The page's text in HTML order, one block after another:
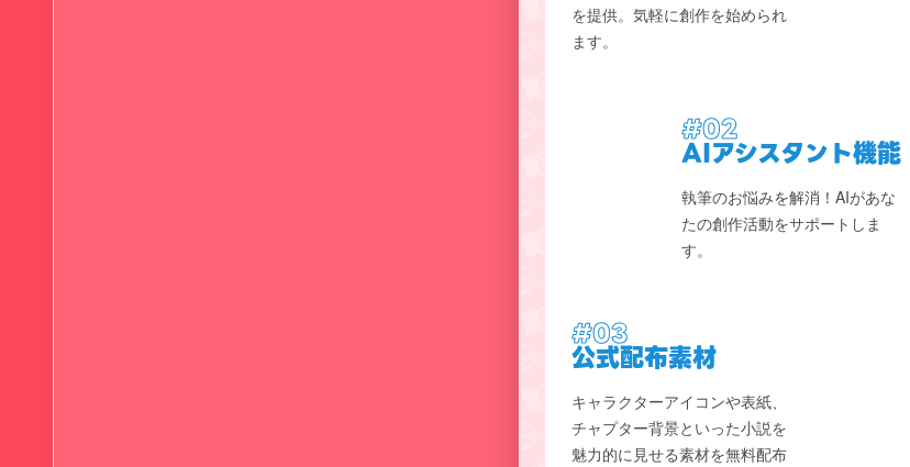
を提供。気軽に創作を始められ
ます。
#02
AIアシスタント機能
執筆のお悩みを解消！AIがあな
たの創作活動をサポートしま
す。
#03
公式配布素材
キャラクターアイコンや表紙、
チャプター背景といった小説を
魅力的に見せる素材を無料配布